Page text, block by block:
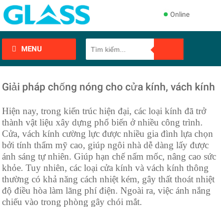
Online
MENU
Giải pháp chống nóng cho cửa kính, vách kính
Hiện nay, trong kiến trúc hiện đại, các loại kính đã trở
thành vật liệu xây dựng phổ biến ở nhiều công trình.
Cửa, vách kính cường lực được nhiều gia đình lựa chọn
bởi tính thẩm mỹ cao, giúp ngôi nhà dễ dàng lấy được
ánh sáng tự nhiên. Giúp hạn chế nấm mốc, nâng cao sức
khỏe. Tuy nhiên, các loại cửa kính và vách kính thông
thường có khả năng cách nhiệt kém, gây thất thoát nhiệt
độ điều hòa làm lãng phí điện. Ngoài ra, việc ánh nắng
chiếu vào trong phòng gây chói mắt.